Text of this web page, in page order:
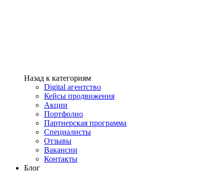
Назад к категориям
Digital агентство
Кейсы продвижения
Акции
Портфолио
Партнерская программа
Специалисты
Отзывы
Вакансии
Контакты
Блог